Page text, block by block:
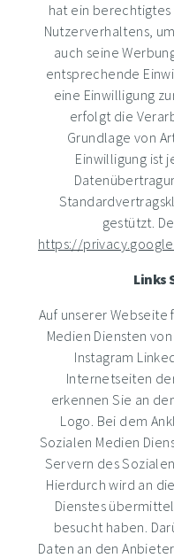
hat ein berechtigtes
Nutzerverhaltens,
auch seine
entsprechende
eine Einwilligung
erfolgt die
Grundlage von
Einwilligung ist
gestützt.
https://
Links
Auf unserer Webseite
Medien Diensten
Instagram
Internetseiten
erkennen Sie an
Logo. Bei dem
Sozialen Medien
Servern des
Hierdurch wird an
Dienstes
besucht haben.
Daten an den